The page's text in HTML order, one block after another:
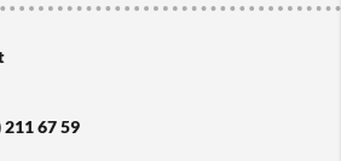
211 67 59